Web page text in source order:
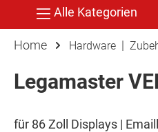
Alle Kategorien
Home Hardware |
Legamaster
für 86 Zoll Displays |